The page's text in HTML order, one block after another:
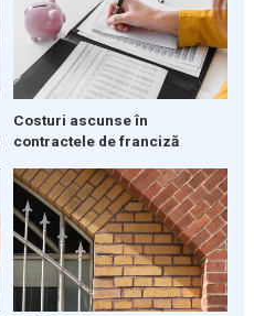
Costuri ascunse în
contractele de franciză